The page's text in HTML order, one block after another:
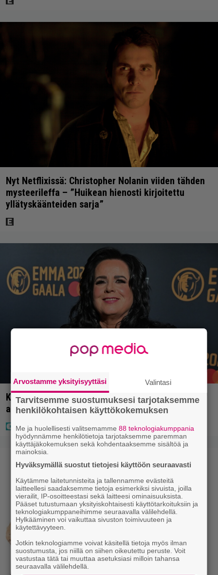
Nyt Netflixissä: Christopher Nolanin viiden tähden
mysteerileffa – ”Huikean hienosti kirjoitettu
yllätyskäänteiden sarja”
Kaija Koolta ikävä ilmoitus – Juha Tapio kiirehti
apuun
Arvostamme yksityisyyttäsi Valintasi
Tarvitsemme suostumuksesi tarjotaksemme
henkilökohtaisen käyttökokemuksen
Me ja huolellisesti valitsemamme88 teknologiakumppania
hyödynnämme henkilötietoja tarjotaksemme paremman
käyttäjäkokemuksen sekä kohdentaaksemme sisältöä ja
mainoksia.
Hyväksymällä suostut tietojesi käyttöön seuraavasti
Käytämme laitetunnisteita ja tallennamme evästeitä
laitteellesi saadaksemme tietoja esimerkiksi sivuista, joilla
vierailit, IP-osoitteestasi sekä laitteesi ominaisuuksista.
Pääset tutustumaan yksityiskohtaisesti käyttötarkoituksiin ja
teknologiakumppaneihimme seuraavalla välilehdellä.
Hylkääminen voi vaikuttaa sivuston toimivuuteen ja
käytettävyyteen.
Jotkin teknologiamme voivat käsitellä tietoja myös ilman
suostumusta, jos niillä on siihen oikeutettu peruste. Voit
vastustaa tätä tai muuttaa asetuksiasi milloin tahansa
seuraavalla välilehdellä.